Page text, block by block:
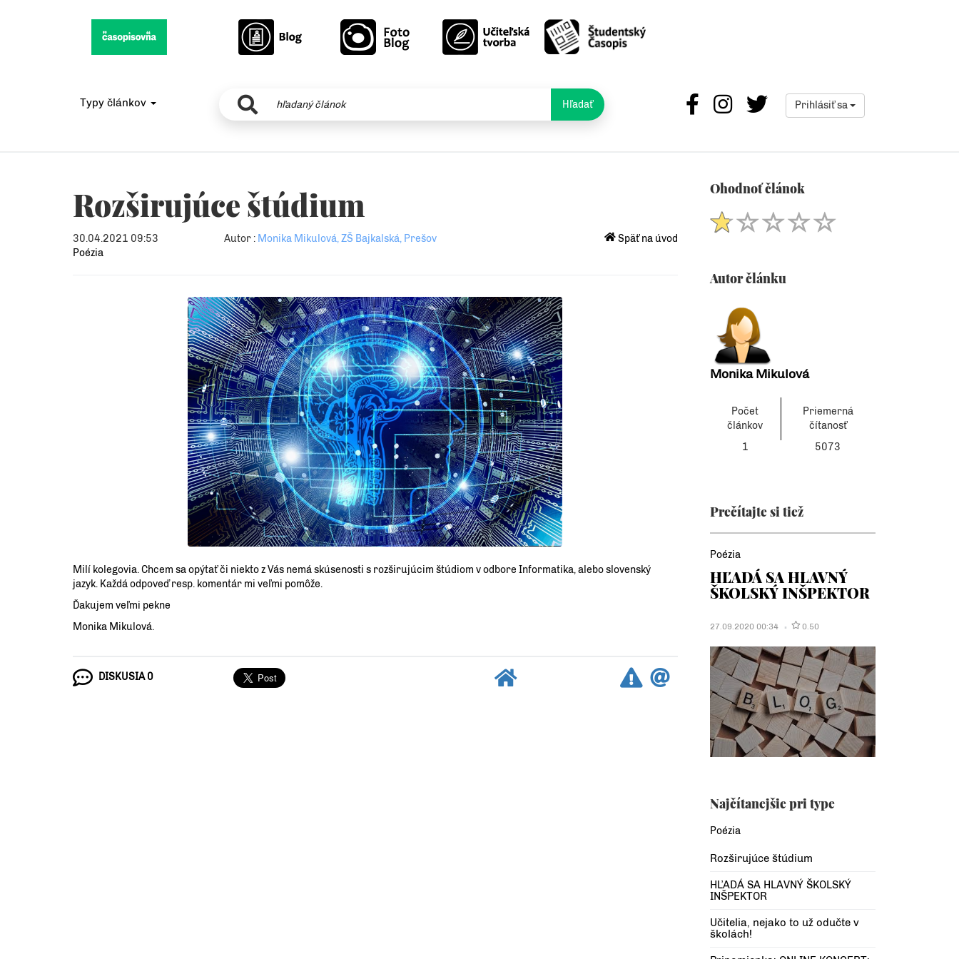
Typy článkov Hľadať Prihlásiť sa
Rozširujúce štúdium
30.04.2021 09:53
Poézia
Autor : Monika Mikulová, ZŠ Bajkalská, Prešov Späť na úvod
Milí kolegovia. Chcem sa opýtať či niekto z Vás nemá skúsenosti s rozširujúcim štúdiom v odbore Informatika, alebo slovenský
jazyk. Každá odpoveď resp. komentár mi veľmi pomôže.
Ďakujem veľmi pekne
Monika Mikulová.
DISKUSIA 0
Ohodnoť článok
Autor článku
Monika Mikulová
Počet
článkov
Priemerná
čítanosť
1
5073
Prečítajte si tiež
Poézia
HĽADÁ SA HLAVNÝ
ŠKOLSKÝ INŠPEKTOR
27.09.2020 00:34 0.50
Najčítanejšie pri type
Poézia
Rozširujúce štúdium
HĽADÁ SA HLAVNÝ ŠKOLSKÝ
INŠPEKTOR
Učitelia, nejako to už odučte v
školách!